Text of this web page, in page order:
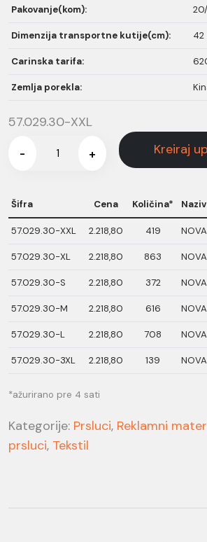
Pakovanje(kom): 20/
Dimenzija transportne kutije(cm): 42
Carinska tarifa:
Zemlja porekla:
57.029.30-XXL
- + Kreiraj
Šifra Cena Količina* Naziv
57.029.30-XXL 2.218,80 419
57.029.30-XL 2.218,80 863
57.029.30-S 2.218,80 372
57.029.30-M 2.218,80 616
57.029.30-L 2.218,80 708
57.029.30-3XL 2.218,80 139
*ažurirano pre 4 sati
Kategorije: Prsluci, Reklamni
prsluci, Tekstil